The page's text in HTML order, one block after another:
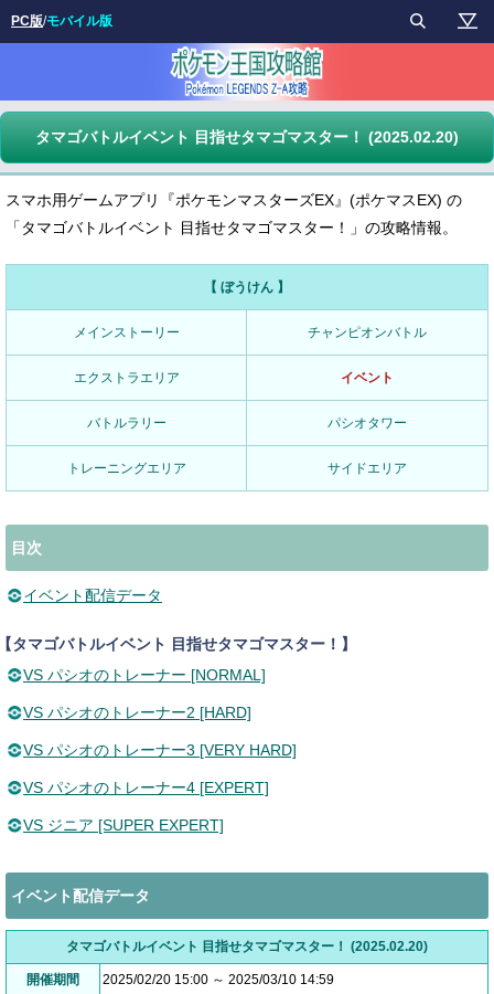
タマゴバトルイベント 目指せタマゴマスター！ (2025.02.20)
スマホ用ゲームアプリ『ポケモンマスターズEX』(ポケマスEX) の
「タマゴバトルイベント 目指せタマゴマスター！」の攻略情報。
【 ぼうけん 】
メインストーリー チャンピオンバトル
エクストラエリア イベント
バトルラリー パシオタワー
トレーニングエリア サイドエリア
目次
イベント配信データ
タマゴバトルイベント 目指せタマゴマスター！】
VS パシオのトレーナー [NORMAL]
VS パシオのトレーナー2 [HARD]
VS パシオのトレーナー3 [VERY HARD]
VS パシオのトレーナー4 [EXPERT]
VS ジニア [SUPER EXPERT]
イベント配信データ
タマゴバトルイベント 目指せタマゴマスター！ (2025.02.20)
開催期間 2025/02/20 15:00 ～ 2025/03/10 14:59
PC版/モバイル版